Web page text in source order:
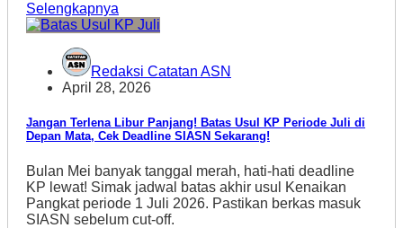
Selengkapnya
Redaksi Catatan ASN
April 28, 2026
Jangan Terlena Libur Panjang! Batas Usul KP Periode Juli di
Depan Mata, Cek Deadline SIASN Sekarang!
Bulan Mei banyak tanggal merah, hati-hati deadline
KP lewat! Simak jadwal batas akhir usul Kenaikan
Pangkat periode 1 Juli 2026. Pastikan berkas masuk
SIASN sebelum cut-off.